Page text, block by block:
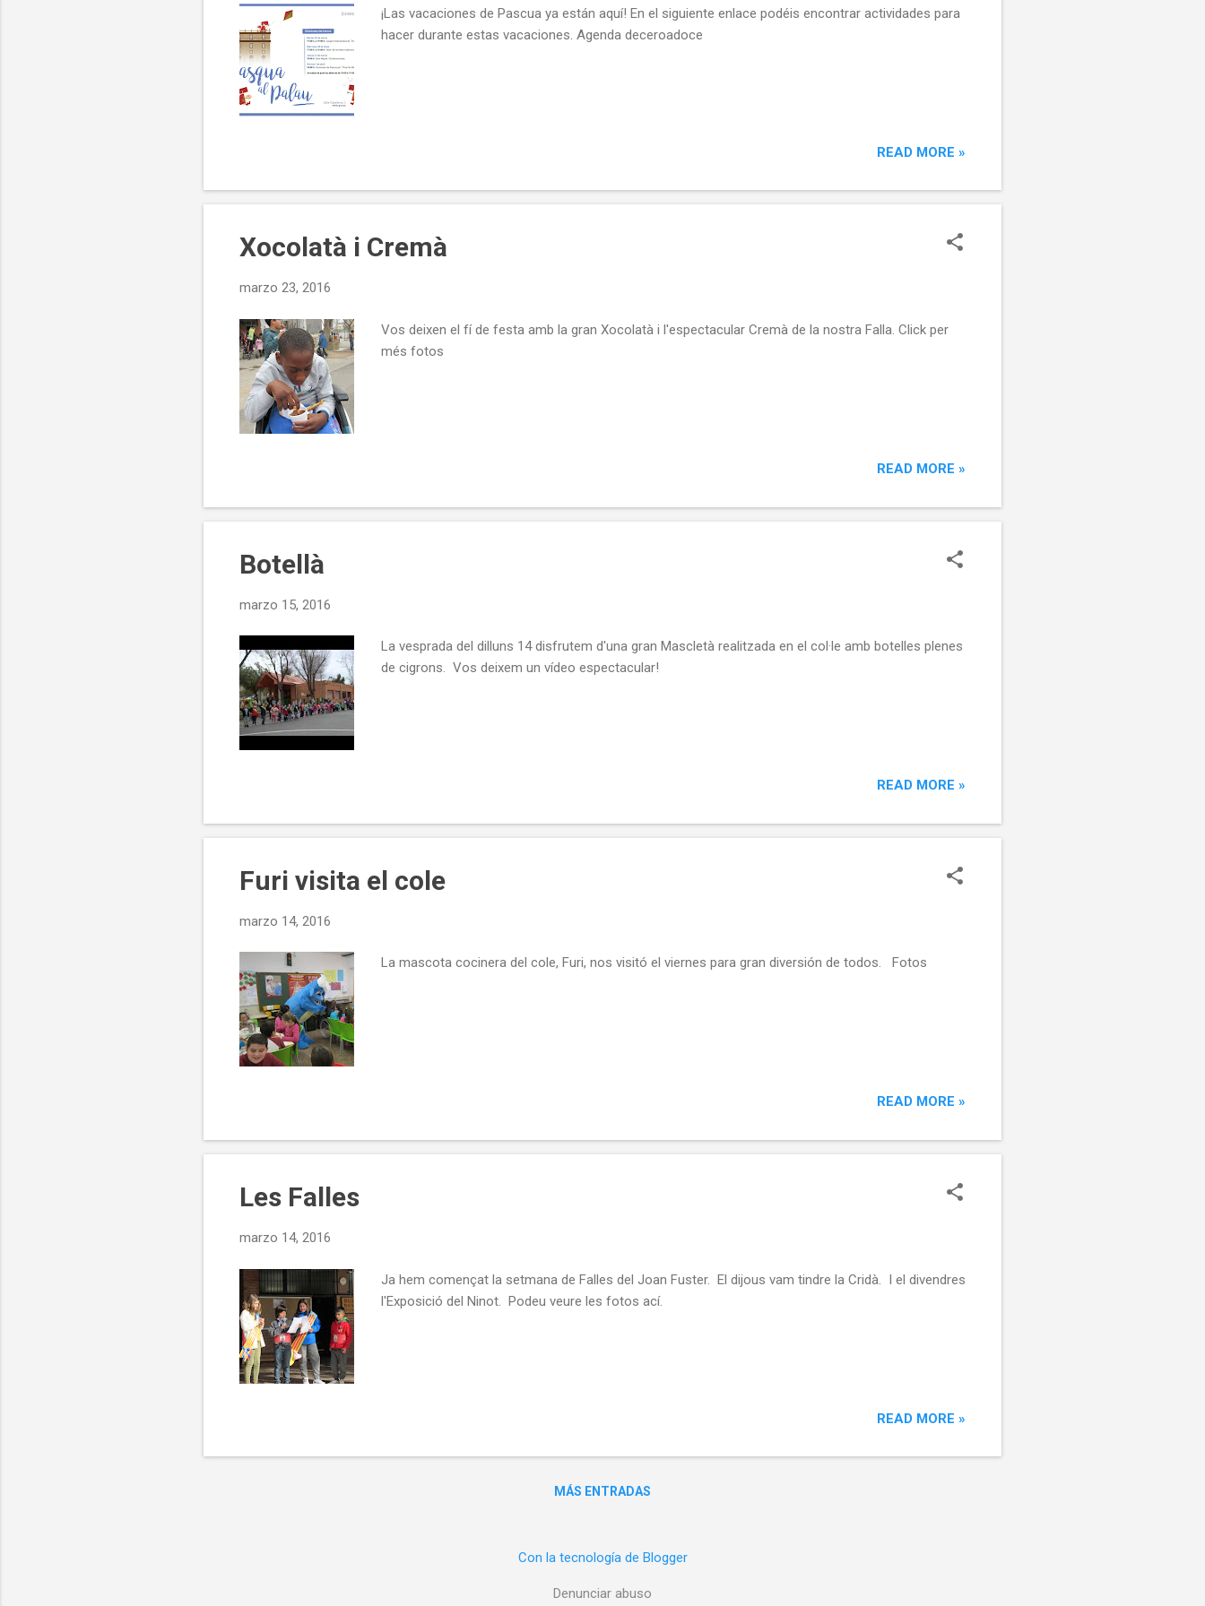
¡Las vacaciones de Pascua ya están aquí! En el siguiente enlace podéis encontrar actividades para
hacer durante estas vacaciones. Agenda deceroadoce
READ MORE »
Xocolatà i Cremà
marzo 23, 2016
Vos deixen el fí de festa amb la gran Xocolatà i l'espectacular Cremà de la nostra Falla. Click per
més fotos
READ MORE »
Botellà
marzo 15, 2016
La vesprada del dilluns 14 disfrutem d'una gran Mascletà realitzada en el col·le amb botelles plenes
de cigrons. Vos deixem un vídeo espectacular!
READ MORE »
Furi visita el cole
marzo 14, 2016
La mascota cocinera del cole, Furi, nos visitó el viernes para gran diversión de todos. Fotos
READ MORE »
Les Falles
marzo 14, 2016
Ja hem començat la setmana de Falles del Joan Fuster. El dijous vam tindre la Cridà. I el divendres
l'Exposició del Ninot. Podeu veure les fotos ací.
READ MORE »
MÁS ENTRADAS
Con la tecnología de Blogger
Denunciar abuso